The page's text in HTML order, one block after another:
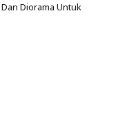
Diorama Untuk